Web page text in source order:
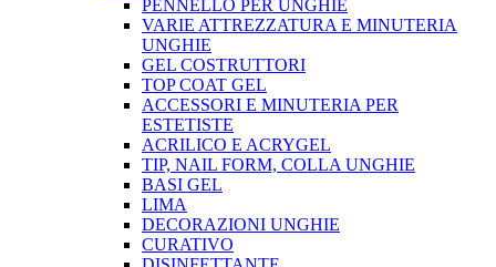
PENNELLO PER UNGHIE
VARIE ATTREZZATURA E MINUTERIA
UNGHIE
GEL COSTRUTTORI
TOP COAT GEL
ACCESSORI E MINUTERIA PER
ESTETISTE
ACRILICO E ACRYGEL
TIP, NAIL FORM, COLLA UNGHIE
BASI GEL
LIMA
DECORAZIONI UNGHIE
CURATIVO